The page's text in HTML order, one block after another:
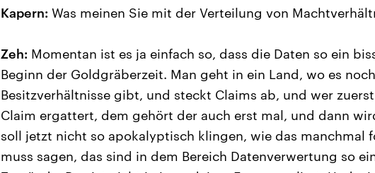
Kapern: Was meinen Sie mit der Verteilung von
Zeh: Momentan ist es ja einfach so, dass die Daten so ein
Beginn der Goldgräberzeit. Man geht in ein Land, wo es
Besitzverhältnisse gibt, und steckt Claims ab, und wer
Claim ergattert, dem gehört der auch erst mal, und dann
soll jetzt nicht so apokalyptisch klingen, wie das manchmal
muss sagen, das sind in dem Bereich Datenverwertung so